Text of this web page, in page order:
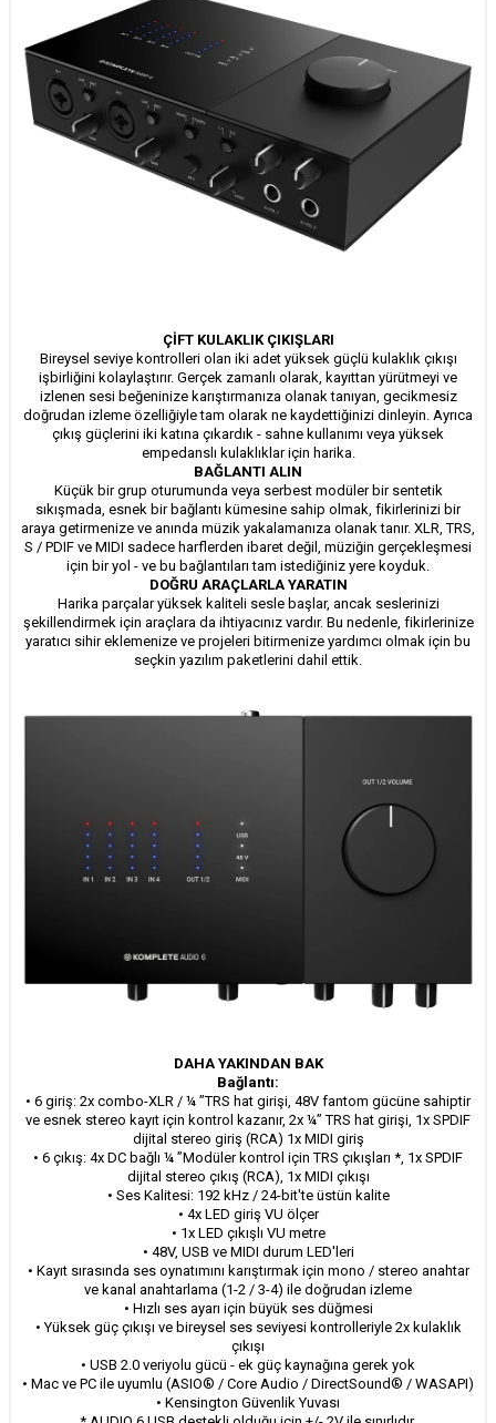
ÇİFT KULAKLIK ÇIKIŞLARI
Bireysel seviye kontrolleri olan iki adet yüksek güçlü kulaklık çıkışı
işbirliğini kolaylaştırır. Gerçek zamanlı olarak, kayıttan yürütmeyi ve
izlenen sesi beğeninize karıştırmanıza olanak tanıyan, gecikmesiz
doğrudan izleme özelliğiyle tam olarak ne kaydettiğinizi dinleyin. Ayrıca
çıkış güçlerini iki katına çıkardık - sahne kullanımı veya yüksek
empedanslı kulaklıklar için harika.
BAĞLANTI ALIN
Küçük bir grup oturumunda veya serbest modüler bir sentetik
sıkışmada, esnek bir bağlantı kümesine sahip olmak, fikirlerinizi bir
araya getirmenize ve anında müzik yakalamanıza olanak tanır. XLR, TRS,
S / PDIF ve MIDI sadece harflerden ibaret değil, müziğin gerçekleşmesi
için bir yol - ve bu bağlantıları tam istediğiniz yere koyduk.
DOĞRU ARAÇLARLA YARATIN
Harika parçalar yüksek kaliteli sesle başlar, ancak seslerinizi
şekillendirmek için araçlara da ihtiyacınız vardır. Bu nedenle, fikirlerinize
yaratıcı sihir eklemenize ve projeleri bitirmenize yardımcı olmak için bu
seçkin yazılım paketlerini dahil ettik.
DAHA YAKINDAN BAK
Bağlantı:
• 6 giriş: 2x combo-XLR / ¼ ”TRS hat girişi, 48V fantom gücüne sahiptir
ve esnek stereo kayıt için kontrol kazanır, 2x ¼” TRS hat girişi, 1x SPDIF
dijital stereo giriş (RCA) 1x MIDI giriş
• 6 çıkış: 4x DC bağlı ¼ ”Modüler kontrol için TRS çıkışları *, 1x SPDIF
dijital stereo çıkış (RCA), 1x MIDI çıkışı
• Ses Kalitesi: 192 kHz / 24-bit'te üstün kalite
• 4x LED giriş VU ölçer
• 1x LED çıkışlı VU metre
• 48V, USB ve MIDI durum LED'leri
• Kayıt sırasında ses oynatımını karıştırmak için mono / stereo anahtar
ve kanal anahtarlama (1-2 / 3-4) ile doğrudan izleme
• Hızlı ses ayarı için büyük ses düğmesi
• Yüksek güç çıkışı ve bireysel ses seviyesi kontrolleriyle 2x kulaklık
çıkışı
• USB 2.0 veriyolu gücü - ek güç kaynağına gerek yok
• Mac ve PC ile uyumlu (ASIO® / Core Audio / DirectSound® / WASAPI)
• Kensington Güvenlik Yuvası